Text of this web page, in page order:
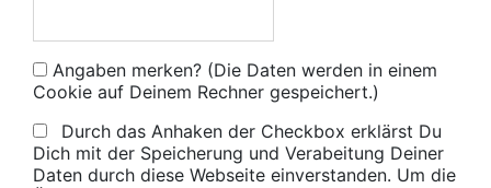
Angaben merken? (Die Daten werden in einem
Cookie auf Deinem Rechner gespeichert.)
Durch das Anhaken der Checkbox erklärst Du
Dich mit der Speicherung und Verabeitung Deiner
Daten durch diese Webseite einverstanden. Um die